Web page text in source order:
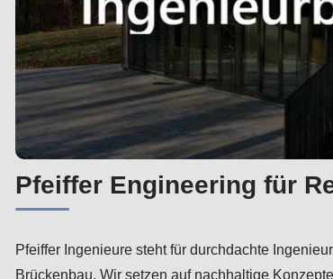
Pfeiffer Engineering für
Pfeiffer Ingenieure steht für durchdachte
Brückenbau. Wir setzen auf nachhaltige